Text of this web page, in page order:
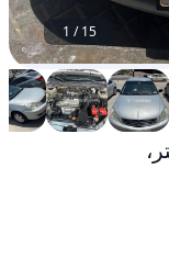
1 /15
2010 سعة 1.3 لتر،